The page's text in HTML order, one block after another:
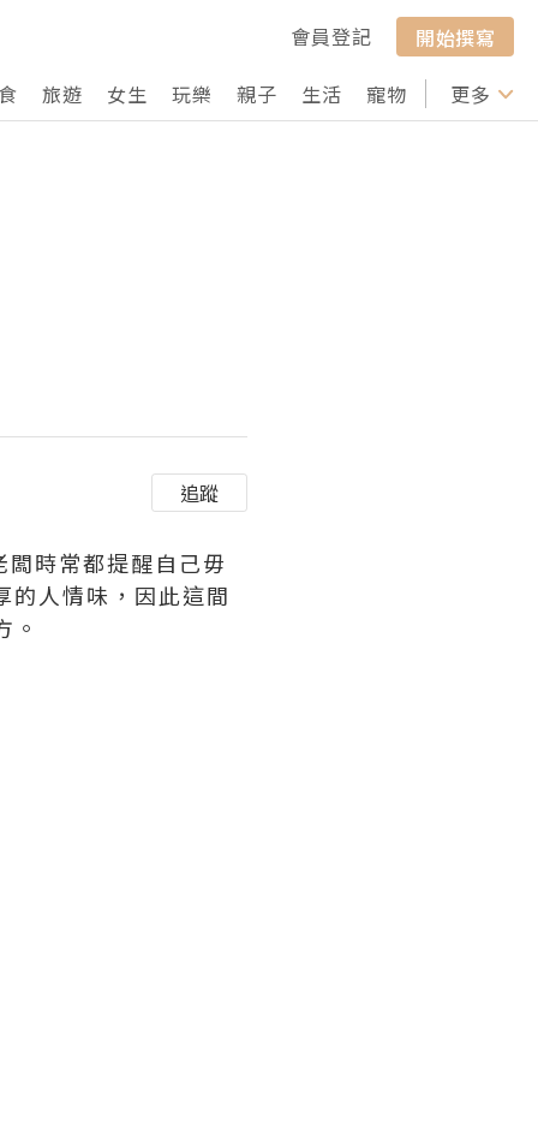
會員登記
開始撰寫
旅遊 女生 玩樂 親子 生活 寵物 行山 打卡
更多
追蹤
時常都提醒自己毋
的人情味，因此這間
。